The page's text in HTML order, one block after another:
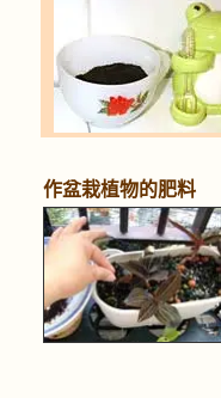
作盆栽植物的肥料